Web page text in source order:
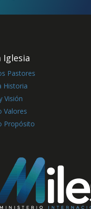
Iglesia
Pastores
Historia
Visión
Valores
Propósito